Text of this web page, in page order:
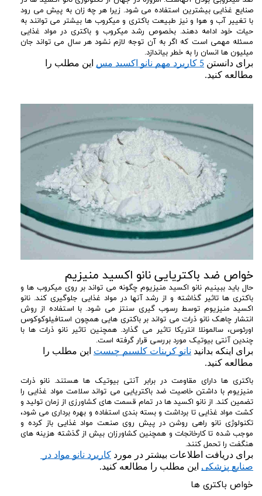
صنایع غذایی بیشترین استفاده می شود. زیرا هر چه زان به پیش می رود
با تغییر آب و هوا و نیز طبیعت باکتری و میکروب ها بیشتر می توانند به
حیات خود ادامه دهند. بخصوص رشد میکروب و باکتری در مواد غذایی
مسئله مهمی است که اگر به آن توجه لازم نشود هر سال می تواند جان
میلیون ها انسان را به خطر بیاندازد.
برای دانستن 5 کاربرد مهم نانو اکسید مس
مطالعه کنید.
خواص ضد باکتریایی نانو اکسید منیزیم
حال باید ببینیم نانو اکسید منیزیوم چگونه می تواند بر روی میکروب ها و
باکتری ها تاثیر گذاشته و از رشد آنها در مواد غذایی جلوگیری کند. نانو
اکسید منیزیوم توسط رسوب گیری سنتز می شود. با استفاده از روش
انتشار چاهک نانو ذرات می تواند بر باکتری هایی همچون استافیلوکوکوس
اورئوس، سالمونلا انتریکا تاثیر می گذارد. همچنین تاثیر نانو ذرات ها با
چندین آنتی بیوتیک مورد بررسی قرار گرفته است.
برای اینکه بدانید نانو کربنات کلسیم چیست
مطالعه کنید.
باکتری ها دارای مقاومت در برابر آنتی بیوتیک ها هستند. نانو ذرات
منیزیوم با داشتن خاصیت ضد باکتریایی می تواند سلامت مواد غذایی را
تضمین کند. از نانو اکسید ها در تمام قسمت های کشاورزی از زمان تولید و
کشت مواد غذایی تا برداشت و بسته بندی استفاده و بهره برداری می شود،
تکنولوژی نانو راهی روشن در پیش روی صنعت مواد غذایی باز کرده و
موجب شده تا کارخانجات و همچنین کشاورزان بیش از گذشته هزینه های
هنگفت را تحمل کنند.
برای دریافت اطلاعات بیشتر در مورد
صنایع پزشکی این مطلب را مطالعه کنید.
خواص باکتری ها